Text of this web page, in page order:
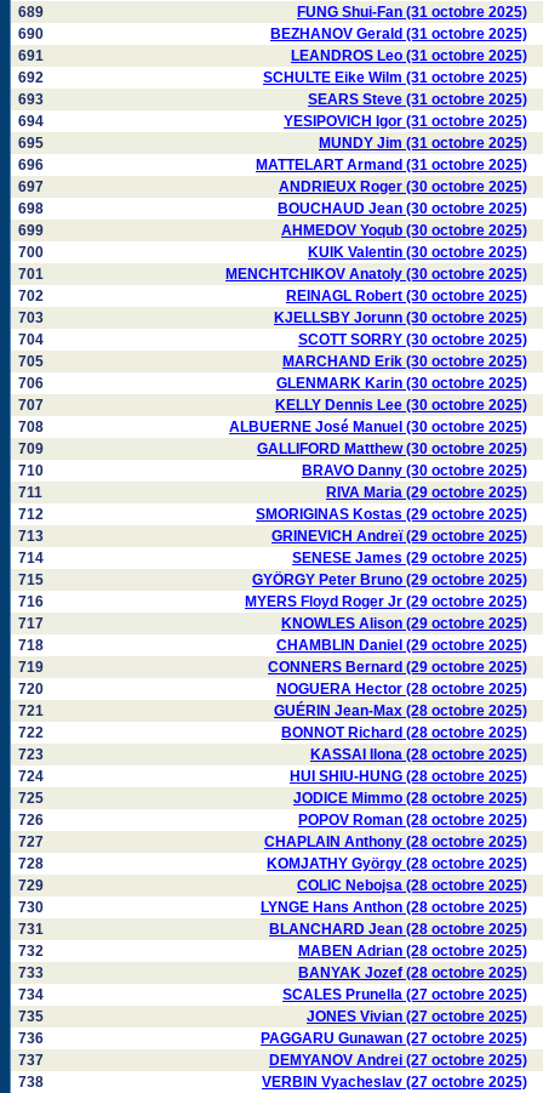
689
FUNG Shui-Fan (31 octobre 2025)
690
BEZHANOV Gerald (31 octobre 2025)
691
LEANDROS Leo (31 octobre 2025)
692
SCHULTE Eike Wilm (31 octobre 2025)
693
SEARS Steve (31 octobre 2025)
694
YESIPOVICH Igor (31 octobre 2025)
695
MUNDY Jim (31 octobre 2025)
696
MATTELART Armand (31 octobre 2025)
697
ANDRIEUX Roger (30 octobre 2025)
698
BOUCHAUD Jean (30 octobre 2025)
699
AHMEDOV Yoqub (30 octobre 2025)
700
KUIK Valentin (30 octobre 2025)
701
MENCHTCHIKOV Anatoly (30 octobre 2025)
702
REINAGL Robert (30 octobre 2025)
703
KJELLSBY Jorunn (30 octobre 2025)
704
SCOTT SORRY (30 octobre 2025)
705
MARCHAND Erik (30 octobre 2025)
706
GLENMARK Karin (30 octobre 2025)
707
KELLY Dennis Lee (30 octobre 2025)
708
ALBUERNE José Manuel (30 octobre 2025)
709
GALLIFORD Matthew (30 octobre 2025)
710
BRAVO Danny (30 octobre 2025)
711
RIVA Maria (29 octobre 2025)
712
SMORIGINAS Kostas (29 octobre 2025)
713
GRINEVICH Andreï (29 octobre 2025)
714
SENESE James (29 octobre 2025)
715
GYÖRGY Peter Bruno (29 octobre 2025)
716
MYERS Floyd Roger Jr (29 octobre 2025)
717
KNOWLES Alison (29 octobre 2025)
718
CHAMBLIN Daniel (29 octobre 2025)
719
CONNERS Bernard (29 octobre 2025)
720
NOGUERA Hector (28 octobre 2025)
721
GUÉRIN Jean-Max (28 octobre 2025)
722
BONNOT Richard (28 octobre 2025)
723
KASSAI Ilona (28 octobre 2025)
724
HUI SHIU-HUNG (28 octobre 2025)
725
JODICE Mimmo (28 octobre 2025)
726
POPOV Roman (28 octobre 2025)
727
CHAPLAIN Anthony (28 octobre 2025)
728
KOMJATHY György (28 octobre 2025)
729
COLIC Nebojsa (28 octobre 2025)
730
LYNGE Hans Anthon (28 octobre 2025)
731
BLANCHARD Jean (28 octobre 2025)
732
MABEN Adrian (28 octobre 2025)
733
BANYAK Jozef (28 octobre 2025)
734
SCALES Prunella (27 octobre 2025)
735
JONES Vivian (27 octobre 2025)
736
PAGGARU Gunawan (27 octobre 2025)
737
DEMYANOV Andrei (27 octobre 2025)
738
VERBIN Vyacheslav (27 octobre 2025)